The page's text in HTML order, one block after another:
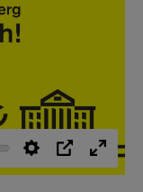
Einstellungen
PIP